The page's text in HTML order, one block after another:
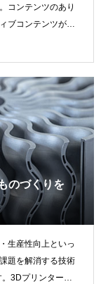
コンテンツのあり
ブコンテンツが注
のづくりを
生産性向上といっ
題を解消する技術
3Dプリンターは